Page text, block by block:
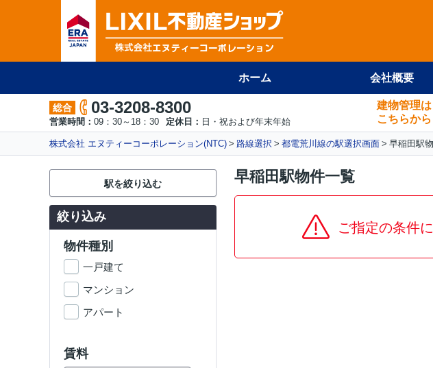
ホーム 会社概要
総合 03-3208-8300
営業時間： 09：30～18：30 定休日： 日・祝および年末年始
建物管理は
こちらから
株式会社 エヌティーコーポレーション(NTC) 路線選択 都電荒川線の駅選択画面 早稲田駅
早稲田駅物件一覧
ご指定の条件
駅を絞り込む
絞り込み
物件種別
一戸建て
マンション
アパート
賃料